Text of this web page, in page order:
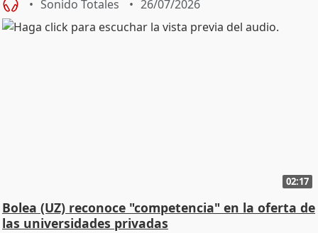
Sonido Totales 26/07/2026
02:17
Bolea (UZ) reconoce "competencia" en la oferta de
las universidades privadas